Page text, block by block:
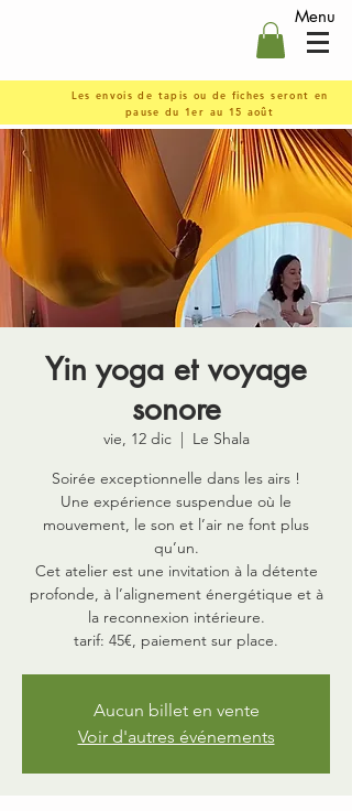
Menu
Les envois de tapis ou de fiches seront en
pause du 1er au 15 août
Yin yoga et voyage
sonore
vie, 12 dic
  |
Le Shala
Soirée exceptionnelle dans les airs !
Une expérience suspendue où le
mouvement, le son et l’air ne font plus
qu’un.
Cet atelier est une invitation à la détente
profonde, à l’alignement énergétique et à
la reconnexion intérieure.
tarif: 45€, paiement sur place.
Aucun billet en vente
Voir d'autres événements